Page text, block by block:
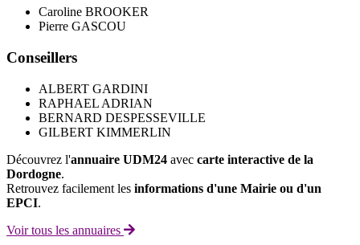
Caroline BROOKER
Pierre GASCOU
Conseillers
ALBERT GARDINI
RAPHAEL ADRIAN
BERNARD DESPESSEVILLE
GILBERT KIMMERLIN
Découvrez l'annuaire UDM24 avec carte interactive de la
Dordogne.
Retrouvez facilement les informations d'une Mairie ou d'un
EPCI.
Voir tous les annuaires